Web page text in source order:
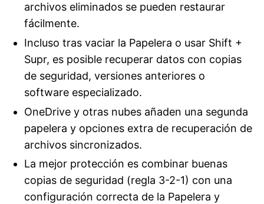
archivos eliminados se pueden restaurar
fácilmente.
Incluso tras vaciar la Papelera o usar Shift +
Supr, es posible recuperar datos con copias
de seguridad, versiones anteriores o
software especializado.
OneDrive y otras nubes añaden una segunda
papelera y opciones extra de recuperación de
archivos sincronizados.
La mejor protección es combinar buenas
copias de seguridad (regla 3-2-1) con una
configuración correcta de la Papelera y